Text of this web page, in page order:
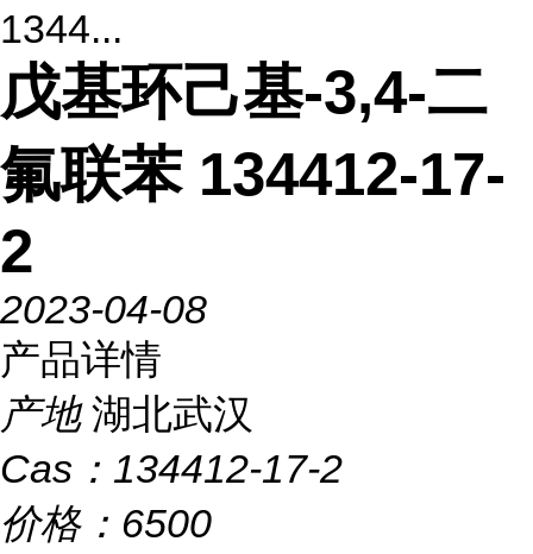
1344...
戊基环己基-3,4-二
氟联苯 134412-17-
2
2023-04-08
产品详情
产地 湖北武汉
Cas： 134412-17-2
价格： 6500